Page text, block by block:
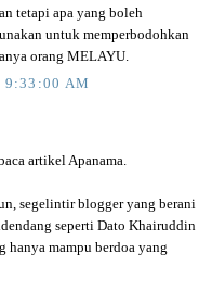
tetapi apa yang boleh
untuk memperbodohkan
orang MELAYU.
9:33:00 AM
artikel Apanama.
segelintir blogger yang berani
seperti Dato Khairuddin
mampu berdoa yang